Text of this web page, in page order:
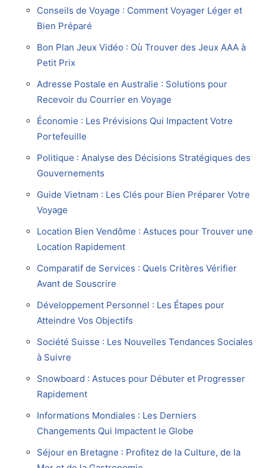
Conseils de Voyage : Comment Voyager Léger et
Bien Préparé
Bon Plan Jeux Vidéo : Où Trouver des Jeux AAA à
Petit Prix
Adresse Postale en Australie : Solutions pour
Recevoir du Courrier en Voyage
Économie : Les Prévisions Qui Impactent Votre
Portefeuille
Politique : Analyse des Décisions Stratégiques des
Gouvernements
Guide Vietnam : Les Clés pour Bien Préparer Votre
Voyage
Location Bien Vendôme : Astuces pour Trouver une
Location Rapidement
Comparatif de Services : Quels Critères Vérifier
Avant de Souscrire
Développement Personnel : Les Étapes pour
Atteindre Vos Objectifs
Société Suisse : Les Nouvelles Tendances Sociales
à Suivre
Snowboard : Astuces pour Débuter et Progresser
Rapidement
Informations Mondiales : Les Derniers
Changements Qui Impactent le Globe
Séjour en Bretagne : Profitez de la Culture, de la